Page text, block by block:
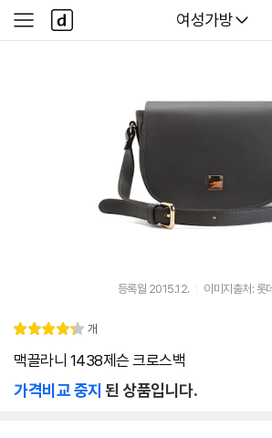
다나와
여성가방
사
이
다
나
와
등록월 2015.12. 이미지출처: 롯
별
4.
리
개
맥끌라니 1438제슨 크로스백
가격비교 중지 된 상품입니다.